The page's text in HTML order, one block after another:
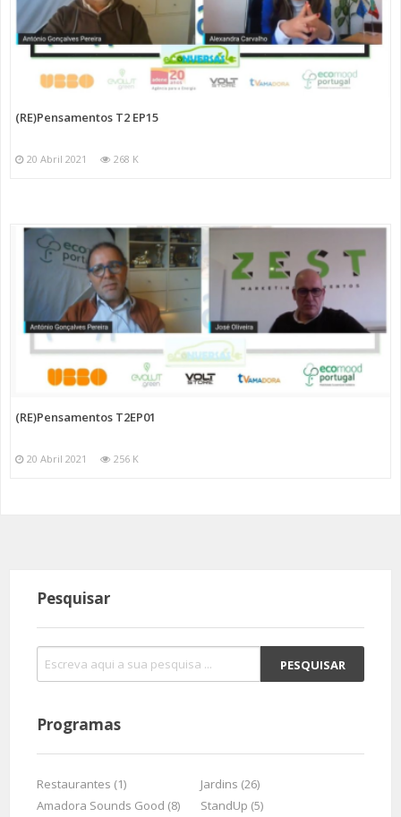
(RE)Pensamentos T2 EP15
20 Abril 2021 268 K
(RE)Pensamentos T2EP01
20 Abril 2021 256 K
Pesquisar
Programas
Restaurantes (1)
Jardins (26)
Amadora Sounds Good (8)
StandUp (5)